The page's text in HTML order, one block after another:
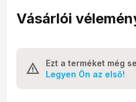
Vásárlói
Ezt a terméket még
Legyen Ön az első!